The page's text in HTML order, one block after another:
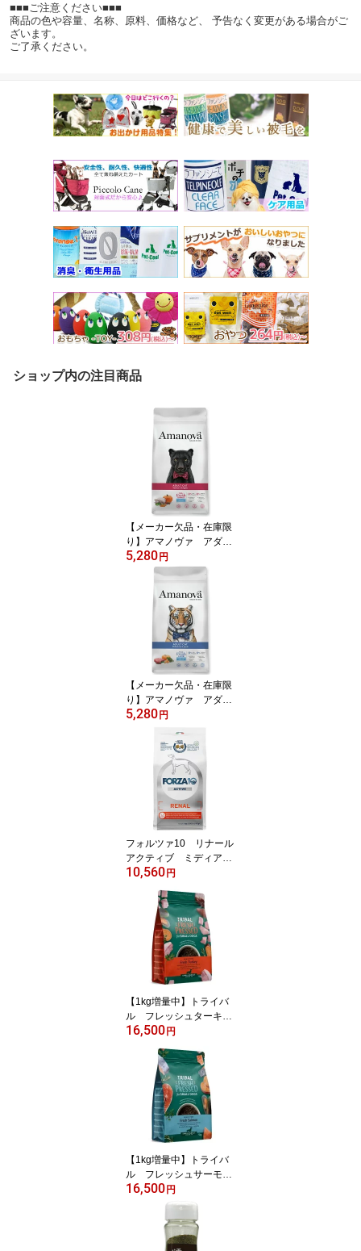
■■■ご注意ください■■■
商品の色や容量、名称、原料、価格など、 予告なく変更がある場合がご
ざいます。
ご了承ください。
ショップ内の注目商品
【メーカー欠品・在庫限
り】アマノヴァ アダル
ト キャット ターキー デ
ィライト 小粒 1.5kg
【Amanova キャットフ
ード グレインフリー
アマノバ】〇
5,280円
【メーカー欠品・在庫限
り】アマノヴァ アダル
ト キャット デリシャス
anova キャットフード
グレインフリー アマ
ノバ】〇
5,280円
フォルツァ10 リナール
アクティブ ミディア
ム 4kg【FORZA10 フ
臓 ドッグフード 犬】
10,560円
【1kg増量中】トライバ
ル フレッシュターキ
ー スリムキブル 5kg
グレインフリー コー
ルドプレス ドッグフー
16,500円
【1kg増量中】トライバ
ル フレッシュサーモ
ン スリムキブル 5kg
（1.5kg×4袋）【TRIBAL
グレインフリー コー
ルドプレス ドッグフー
16,500円